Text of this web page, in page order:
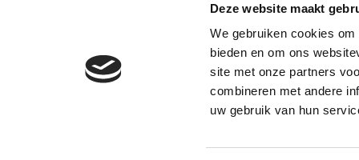
Deze website maakt
We gebruiken cookies
bieden en om ons
site met onze partners
combineren met andere
uw gebruik van hun
info@barmann.nl
Bar
Wonen